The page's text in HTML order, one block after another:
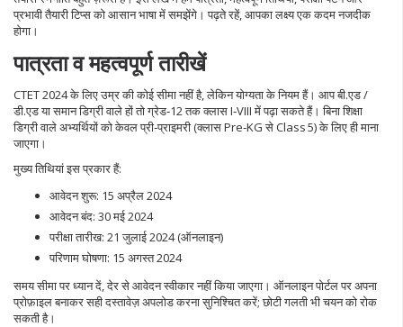
प्रभावी तैयारी टिप्स को आसान भाषा में समझेंगे। पढ़ते रहें, आपका लक्ष्य एक कदम नजदीक
होगा।
पात्रता व महत्वपूर्ण तारीखें
CTET 2024 के लिए उम्र की कोई सीमा नहीं है, लेकिन योग्यता के नियम हैं। आप बी.एड /
डी.एड या समान डिग्री वाले हों तो ग्रेड‑12 तक क्लास I‑VIII में पढ़ा सकते हैं। बिना शिक्षा
डिग्री वाले अभ्यर्थियों को केवल प्री‑प्राइमरी (क्लास Pre‑KG से Class 5) के लिए ही माना
जाएगा।
मुख्य तिथियां इस प्रकार हैं:
आवेदन शुरू: 15 अप्रैल 2024
आवेदन बंद: 30 मई 2024
परीक्षा तारीख: 21 जुलाई 2024 (ऑनलाइन)
परिणाम घोषणा: 15 अगस्त 2024
समय सीमा पर ध्यान दें, देर से आवेदन स्वीकार नहीं किया जाएगा। ऑनलाइन पोर्टल पर अपना
प्रोफ़ाइल बनाकर सही दस्तावेज़ अपलोड करना सुनिश्चित करें; छोटी गलती भी चयन को रोक
सकती है।